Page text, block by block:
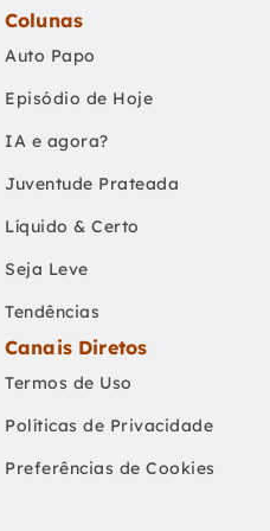
Colunas
Auto Papo
Episódio de Hoje
IA e agora?
Juventude Prateada
Líquido & Certo
Seja Leve
Tendências
Canais Diretos
Termos de Uso
Políticas de Privacidade
Preferências de Cookies